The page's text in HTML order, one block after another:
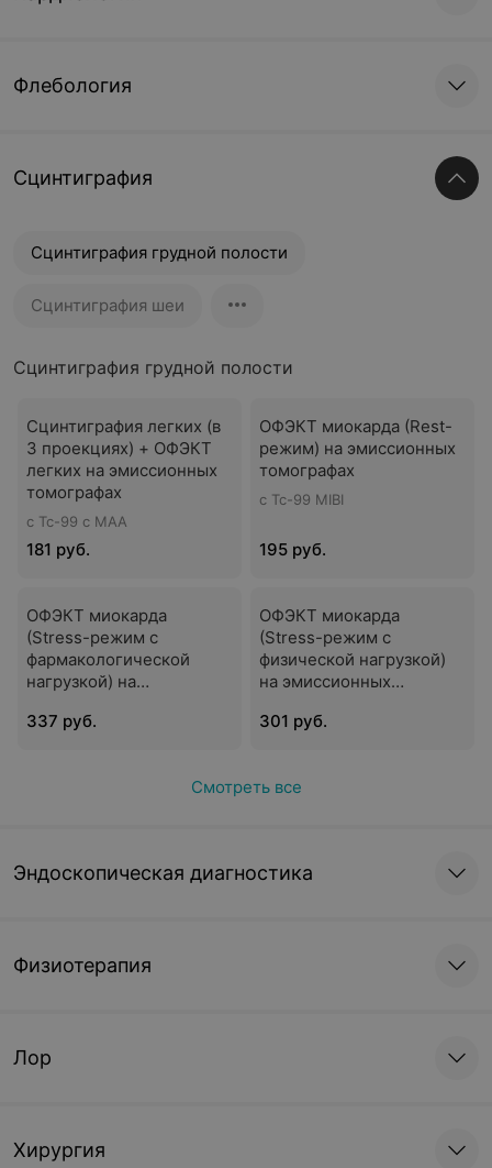
Флебология
Сцинтиграфия
Сцинтиграфия грудной полости
Сцинтиграфия шеи
Сцинтиграфия грудной полости
Сцинтиграфия легких (в
3 проекциях) + ОФЭКТ
легких на эмиссионных
томографах
с Тс-99 с МАА
181 руб.
OФЭКТ миокарда (Rest-
режим) на эмиссионных
томографах
с Тс-99 MIBI
195 руб.
OФЭКТ миокарда
(Stress-режим c
фармакологической
нагрузкой) на
томографах
337 руб.
OФЭКТ миокарда
(Stress-режим c
физической нагрузкой)
на эмиссионных
301 руб.
Смотреть все
Эндоскопическая диагностика
Физиотерапия
Лор
Хирургия